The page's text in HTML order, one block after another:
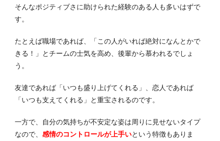
そんなポジティブさに助けられた経験のある人も多いはずで
す。
たとえば職場であれば、「この人がいれば絶対になんとかで
きる！」とチームの士気を高め、後輩から慕われるでしょ
う。
友達であれば「いつも盛り上げてくれる」、恋人であれば
「いつも支えてくれる」と重宝されるのです。
一方で、自分の気持ちが不安定な姿は周りに見せないタイプ
なので、 感情のコントロールが上手いという特徴もありま